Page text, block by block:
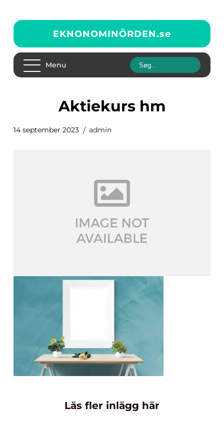
EKNONOMINÖRDEN.se
Menu
aktiekurs hm
14 september 2023 admin
Läs fler inlägg här